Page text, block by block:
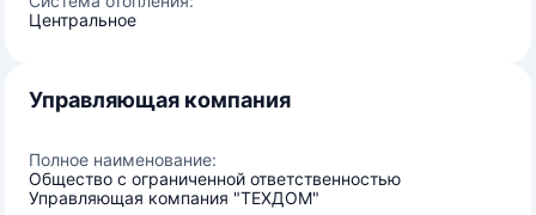
Центральное
Управляющая компания
Полное наименование:
Общество с ограниченной ответственностью
Управляющая компания "ТЕХДОМ"